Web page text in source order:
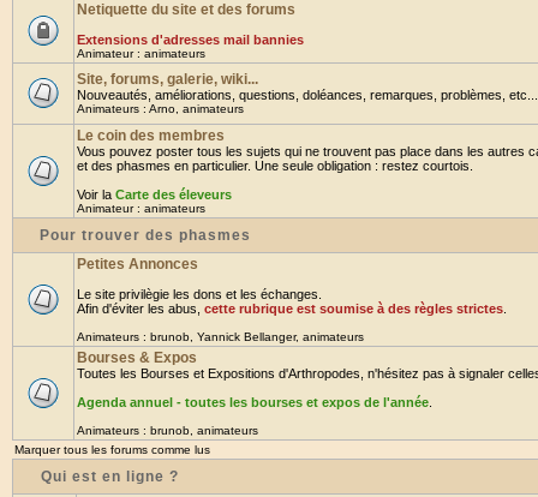
Netiquette du site et des forums
Extensions d'adresses mail bannies
Animateur : animateurs
Site, forums, galerie, wiki...
Nouveautés, améliorations, questions, doléances, remarques, problèmes,
Animateurs : Arno animateurs
Le coin des membres
Vous pouvez poster tous les sujets qui ne trouvent pas place dans les autres
et des phasmes en particulier. Une seule obligation : restez courtois.
Voir la Carte des éleveurs
Animateur : animateurs
Pour trouver des phasmes
Petites Annonces
Le site privilègie les dons et les échanges.
Afin d'éviter les abus, cette rubrique est soumise à des règles strictes
Animateurs : brunob Yannick Bellanger, animateurs
Bourses & Expos
Toutes les Bourses et Expositions d'Arthropodes, n'hésitez pas à signaler
Agenda annuel - toutes les bourses et expos de l'année
Animateurs : brunob animateurs
Marquer tous les forums comme lus
Qui est en ligne ?